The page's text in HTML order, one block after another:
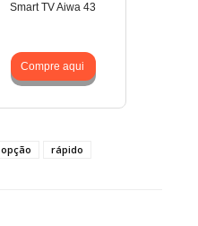
Smart TV Aiwa 43
Compre aqui
opção rápido